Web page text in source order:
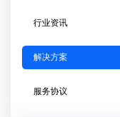
行业资讯
解决方案
服务协议